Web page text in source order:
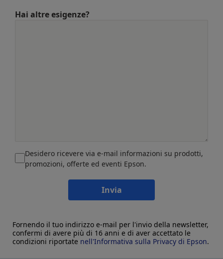
Hai altre esigenze?
Desidero ricevere via e-mail informazioni su prodotti,
promozioni, offerte ed eventi Epson.
Invia
Fornendo il tuo indirizzo e-mail per l'invio della newsletter,
confermi di avere più di 16 anni e di aver accettato le
condizioni riportate nell'Informativa sulla Privacy di Epson.